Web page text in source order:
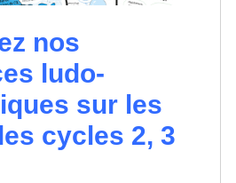
nos
ludo-
sur les
cycles 2, 3